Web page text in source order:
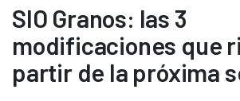
SIO Granos: las 3
modificaciones que
partir de la próxima